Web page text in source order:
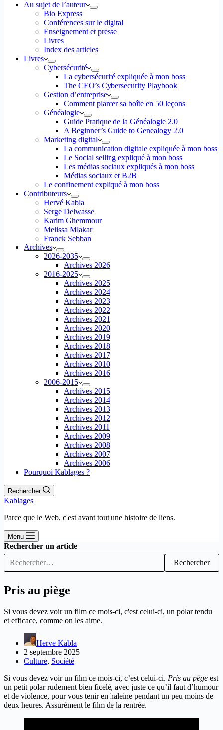
Au sujet de l’auteur
Bio Express
Conférences sur le digital
Enseignement et presse
Livres
Index des articles
Livres
Cybersécurité
La cybersécurité expliquée à mon boss
The CEO’s Cybersecurity Playbook
Gestion d’entreprise
Comment planter sa boîte en 50 leçons
Généalogie
Guide Pratique de la Généalogie 2.0
A Beginner’s Guide to Genealogy 2.0
Marketing digital
La communication digitale expliquée à mon boss
Le Social selling expliqué à mon boss
Les médias sociaux expliqués à mon boss
Médias sociaux et B2B
Le confinement expliqué à mon boss
Contributeurs
Hervé Kabla
Serge Delwasse
Karim Ghemmour
Melissa Mlakar
Franck Sebban
Archives
2026-2035
Archives 2026
2016-2025
Archives 2025
Archives 2024
Archives 2023
Archives 2022
Archives 2021
Archives 2020
Archives 2019
Archives 2018
Archives 2017
Archives 2010
Archives 2016
2006-2015
Archives 2015
Archives 2014
Archives 2013
Archives 2012
Archives 2011
Archives 2009
Archives 2008
Archives 2007
Archives 2006
Pourquoi Kablages ?
Rechercher
Kablages
Parce que le Web, c'est avant tout une histoire de liens.
Menu
Rechercher un article
Rechercher
Pris au piège
Si vous devez voir un film ce mois-ci, c'est celui-ci, un polar tendu
et efficace, comme on les aime.
Herve Kabla
2 septembre 2025
Culture, Société
Si vous devez voir un film ce mois-ci, c’est celui-ci. Pris au pège est
un petit polar rudement bien ficelé, avec juste ce qu’il faut d’humour
et de violence, pour vous tenir en haleine pendant un peu moins de
deux heures. Assurément le film de la rentrée.